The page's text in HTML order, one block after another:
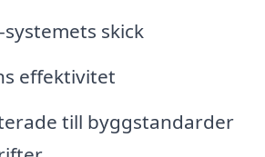
systemets skick
effektivitet
till byggstandarder